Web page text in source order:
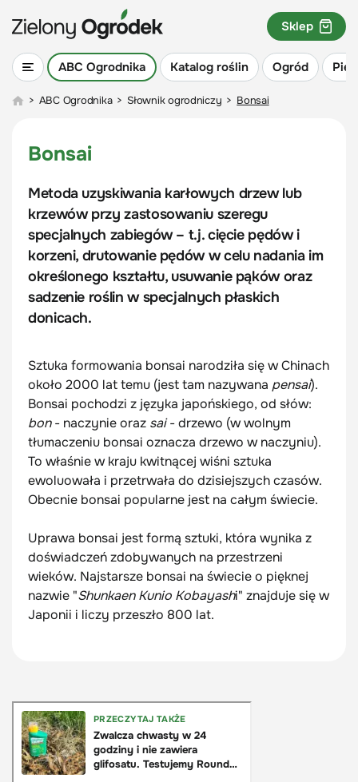
ABC Ogrodnika Katalog roślin Ogród
Sklep
> ABC Ogrodnika > Słownik ogrodniczy > Bonsai
Bonsai
Metoda uzyskiwania karłowych drzew lub
krzewów przy zastosowaniu szeregu
specjalnych zabiegów – t.j. cięcie pędów i
korzeni, drutowanie pędów w celu nadania im
określonego kształtu, usuwanie pąków oraz
sadzenie roślin w specjalnych płaskich
donicach.
Sztuka formowania bonsai narodziła się w Chinach
około 2000 lat temu (jest tam nazywana pensai).
Bonsai pochodzi z języka japońskiego, od słów:
bon- naczynie oraz sai- drzewo (w wolnym
tłumaczeniu bonsai oznacza drzewo w naczyniu).
To właśnie w kraju kwitnącej wiśni sztuka
ewoluowała i przetrwała do dzisiejszych czasów.
Obecnie bonsai popularne jest na całym świecie.
Uprawa bonsai jest formą sztuki, która wynika z
doświadczeń zdobywanych na przestrzeni
wieków. Najstarsze bonsai na świecie o pięknej
nazwie "Shunkaen Kunio Kobayashi" znajduje się w
Japonii i liczy przeszło 800 lat.